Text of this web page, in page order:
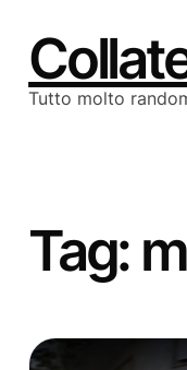
contenuto
Tutto molto
Tag: